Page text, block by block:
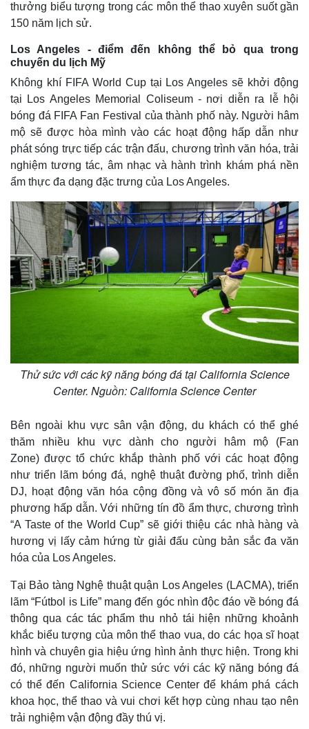
Kinh tế
Bất động sản
Khởi nghiệp
Thị trường
Giá vàng
Tiêu dùng
Tỷ giá
Chứng khoán
Giá cà phê
thưởng biểu tượng trong các môn thể thao xuyên suốt gần
150 năm lịch sử.
Los Angeles - điểm đến không thể bỏ qua trong
chuyến du lịch Mỹ
Không khí FIFA World Cup tại Los Angeles sẽ khởi động
tại Los Angeles Memorial Coliseum - nơi diễn ra lễ hội
bóng đá FIFA Fan Festival của thành phố này. Người hâm
mộ sẽ được hòa mình vào các hoạt động hấp dẫn như
phát sóng trực tiếp các trận đấu, chương trình văn hóa, trải
nghiệm tương tác, âm nhạc và hành trình khám phá nền
ẩm thực đa dạng đặc trưng của Los Angeles.
Thử sức với các kỹ năng bóng đá tại California Science
Center. Nguồn: California Science Center
Bên ngoài khu vực sân vận động, du khách có thể ghé
thăm nhiều khu vực dành cho người hâm mộ (Fan
Zone) được tổ chức khắp thành phố với các hoạt động
như triển lãm bóng đá, nghệ thuật đường phố, trình diễn
DJ, hoạt động văn hóa cộng đồng và vô số món ăn địa
phương hấp dẫn. Với những tín đồ ẩm thực, chương trình
“A Taste of the World Cup” sẽ giới thiệu các nhà hàng và
hương vị lấy cảm hứng từ giải đấu cùng bản sắc đa văn
hóa của Los Angeles.
Tại Bảo tàng Nghệ thuật quận Los Angeles (LACMA), triển
lãm “Fútbol is Life” mang đến góc nhìn độc đáo về bóng đá
thông qua các tác phẩm thu nhỏ tái hiện những khoảnh
khắc biểu tượng của môn thể thao vua, do các họa sĩ hoạt
hình và chuyên gia hiệu ứng hình ảnh thực hiện. Trong khi
đó, những người muốn thử sức với các kỹ năng bóng đá
có thể đến California Science Center để khám phá cách
khoa học, thể thao và vui chơi kết hợp cùng nhau tạo nên
trải nghiệm vận động đầy thú vị.